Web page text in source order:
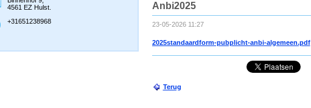
Anbi2025
23-05-2026 11:27
2025standaardform-pubplicht-anbi-algemeen.pdf
Terug
4561 EZ Hulst.
+31651238968